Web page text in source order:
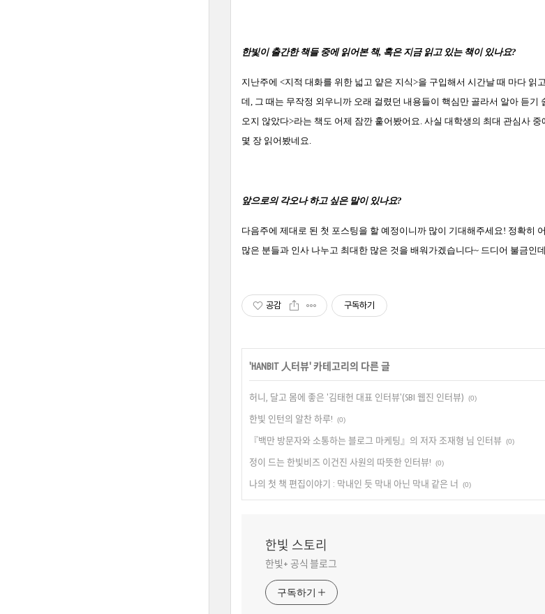
한빛이 출간한 책들 중에 읽어본 책, 혹은 지금 읽고 있는 책이 있나요?
지난주에 <지적 대화를 위한 넓고 얕은 지식>을 구입해서 시간날 때 마다 읽
데, 그 때는 무작정 외우니까 오래 걸렸던 내용들이 핵심만 골라서 알아 듣기
오지 않았다>라는 책도 어제 잠깐 훝어봤어요. 사실 대학생의 최대 관심사 중
몇 장 읽어봤네요.
앞으로의 각오나 하고 싶은 말이 있나요?
다음주에 제대로 된 첫 포스팅을 할 예정이니까 많이 기대해주세요! 정확히
많은 분들과 인사 나누고 최대한 많은 것을 배워가겠습니다~ 드디어 불금인
공감 구독하기
'HANBIT 人터뷰' 카테고리의 다른 글
허니, 달고 몸에 좋은 '김태헌 대표 인터뷰'(SBI 웹진 인터뷰) (0)
한빛 인턴의 알찬 하루! (0)
『백만 방문자와 소통하는 블로그 마케팅』의 저자 조재형 님 인터뷰 (0)
정이 드는 한빛비즈 이건진 사원의 따뜻한 인터뷰! (0)
나의 첫 책 편집이야기 : 막내인 듯 막내 아닌 막내 같은 너 (0)
한빛 스토리
한빛+ 공식 블로그
구독하기